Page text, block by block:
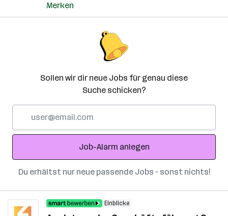
Merken
Sollen wir dir neue Jobs für genau diese
Suche schicken?
Adresse
Job-Alarm anlegen
Du erhältst nur neue passende Jobs – sonst nichts!
Einblicke